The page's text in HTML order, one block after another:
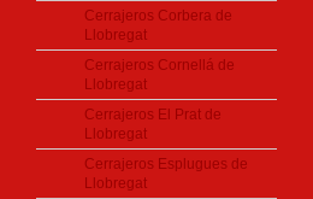
Cerrajeros Corbera de
Llobregat
Cerrajeros Cornellá de
Llobregat
Cerrajeros El Prat de
Llobregat
Cerrajeros Esplugues de
Llobregat